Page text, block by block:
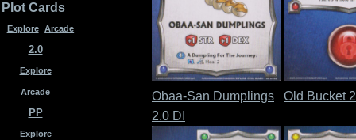
Plot Cards
Explore Arcade
2.0
Explore
Arcade
PP
Explore
Obaa-San Dumplings
2.0 DI
Old Bucket